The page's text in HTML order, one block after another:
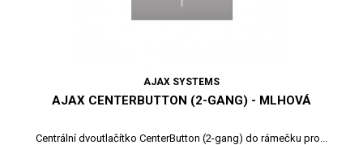
AJAX SYSTEMS
AJAX CENTERBUTTON (2-GANG) - MLHOVÁ
Centrální dvoutlačítko CenterButton (2-gang) do rámečku pro...